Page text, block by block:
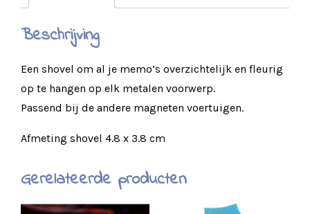
Beschrijving
Een shovel om al je memo’s overzichtelijk en fleurig
op te hangen op elk metalen voorwerp.
Passend bij de andere magneten voertuigen.
Afmeting shovel 4.8 x 3.8 cm
Gerelateerde producten